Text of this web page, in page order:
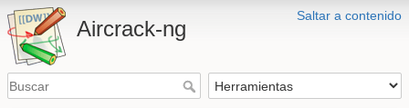
Saltar a contenido
Aircrack-ng